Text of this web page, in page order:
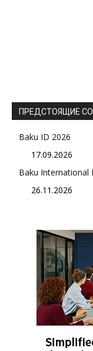
ПРЕДСТОЯЩИЕ
Baku ID 2026
17.09.2026
Baku International
26.11.2026